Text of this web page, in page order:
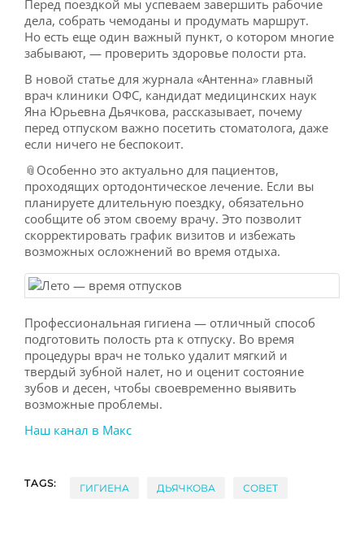
ДЛЯ ПАЦИЕНТОВ
ДЛЯ ВРАЧЕЙ
Перед поездкой мы успеваем завершить рабочие
дела, собрать чемоданы и продумать маршрут.
Но есть еще один важный пункт, о котором многие
забывают, — проверить здоровье полости рта.
В новой статье для журнала «Антенна» главный
врач клиники ОФС, кандидат медицинских наук
Яна Юрьевна Дьячкова, рассказывает, почему
перед отпуском важно посетить стоматолога, даже
если ничего не беспокоит.
📎Особенно это актуально для пациентов,
проходящих ортодонтическое лечение. Если вы
планируете длительную поездку, обязательно
сообщите об этом своему врачу. Это позволит
скорректировать график визитов и избежать
возможных осложнений во время отдыха.
Профессиональная гигиена — отличный способ
подготовить полость рта к отпуску. Во время
процедуры врач не только удалит мягкий и
твердый зубной налет, но и оценит состояние
зубов и десен, чтобы своевременно выявить
возможные проблемы.
Наш канал в Макс
TAGS: ГИГИЕНА ДЬЯЧКОВА СОВЕТ